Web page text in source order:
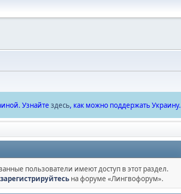
Узнайте здесь, как можно поддержать Украину.
пользователи имеют доступ в этот раздел.
зарегистрируйтесь на форуме «Лингвофорум».